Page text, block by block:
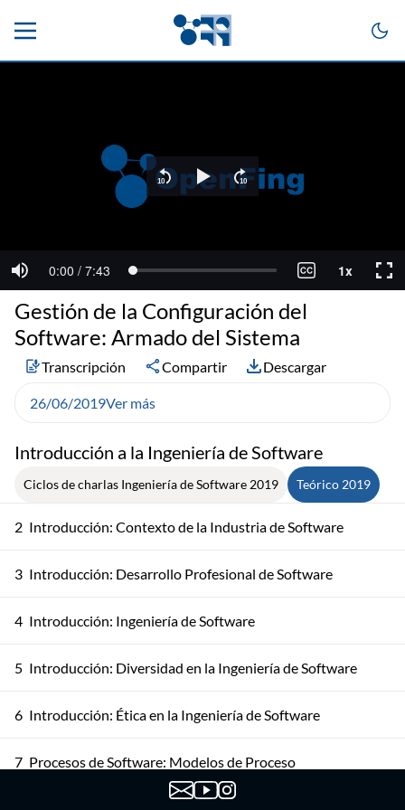
Introducción a la Ingeniería de Software
Ciclos de charlas Ingeniería de Software 2019 Teórico 2019
2 Introducción: Contexto de la Industria de Software
3 Introducción: Desarrollo Profesional de Software
4 Introducción: Ingeniería de Software
5 Introducción: Diversidad en la Ingeniería de Software
6 Introducción: Ética en la Ingeniería de Software
7 Procesos de Software: Modelos de Proceso
Gestión de la Configuración del
Software: Armado del Sistema
Transcripción Compartir Descargar
26/06/2019Ver más